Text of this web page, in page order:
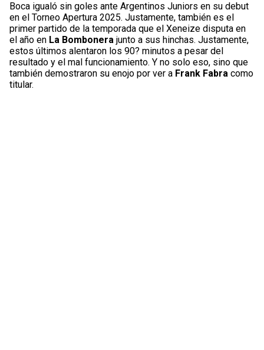
Boca igualó sin goles ante Argentinos Juniors en su debut
en el Torneo Apertura 2025. Justamente, también es el
primer partido de la temporada que el Xeneize disputa en
el año en La Bombonera junto a sus hinchas. Justamente,
estos últimos alentaron los 90? minutos a pesar del
resultado y el mal funcionamiento. Y no solo eso, sino que
también demostraron su enojo por ver a Frank Fabra como
titular.